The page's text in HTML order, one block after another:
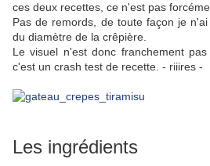
ces deux recettes, ce n'est pas
Pas de remords, de toute façon je
du diamètre de la crêpière.
Le visuel n'est donc franchement
c'est un crash test de recette. - riiires -
Les ingrédients